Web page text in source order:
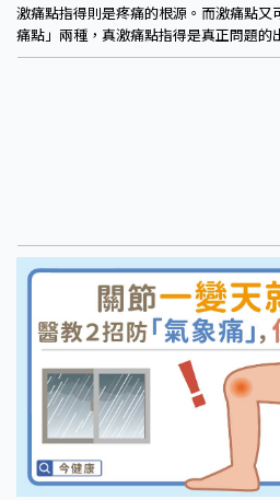
激痛點指得則是疼痛的根源。而激痛點
痛點」兩種，真激痛點指得是真正問題的
痛點的潛力股，正在隱隱作痛，將來可